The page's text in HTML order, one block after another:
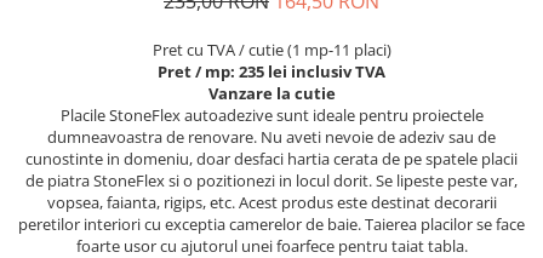
Pret cu TVA / cutie (1 mp-11 placi)
Pret / mp: 235 lei inclusiv TVA
Vanzare la cutie
Placile StoneFlex autoadezive sunt ideale pentru proiectele
dumneavoastra de renovare. Nu aveti nevoie de adeziv sau de
cunostinte in domeniu, doar desfaci hartia cerata de pe spatele placii
de piatra StoneFlex si o pozitionezi in locul dorit. Se lipeste peste var,
vopsea, faianta, rigips, etc. Acest produs este destinat decorarii
peretilor interiori cu exceptia camerelor de baie. Taierea placilor se face
foarte usor cu ajutorul unei foarfece pentru taiat tabla.